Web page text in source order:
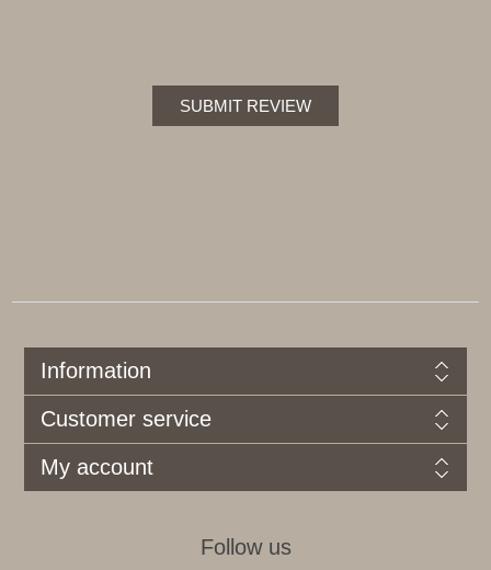
SUBMIT REVIEW
Information
Customer service
My account
Follow us